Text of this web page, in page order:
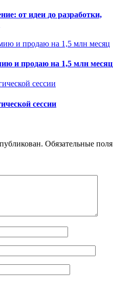
от идеи до разработки,
и продаю на 1,5 млн месяц
сессии
Обязательные поля